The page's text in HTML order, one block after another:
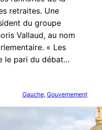
retraites. Une
du groupe
Vallaud, au nom
« Les
le pari du débat…
Gauche, Gouvernement